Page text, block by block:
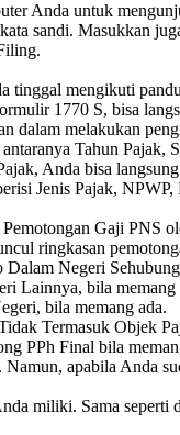
Anda untuk
sandi. Masukkan
tinggal mengikuti
1770 S, bisa
dalam melakukan
Tahun Pajak,
Anda bisa
Jenis Pajak,
Gaji PNS
ringkasan
Negeri
Lainnya, bila memang
bila memang ada.
Termasuk Objek
PPh Final bila
apabila Anda
miliki. Sama